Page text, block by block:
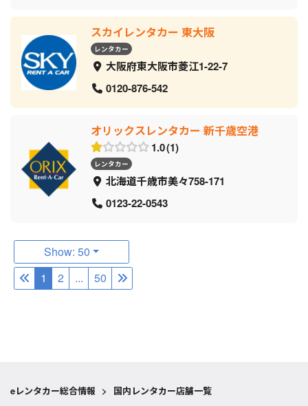
スカイレンタカー 東大阪
レンタカー
大阪府東大阪市菱江1-22-7
0120-876-542
オリックスレンタカー 新千歳空港
1.0 1
レンタカー
北海道千歳市美々758-171
0123-22-0543
Show: 50
1
2 ... 50
eレンタカー総合情報 > 国内レンタカー店舗一覧